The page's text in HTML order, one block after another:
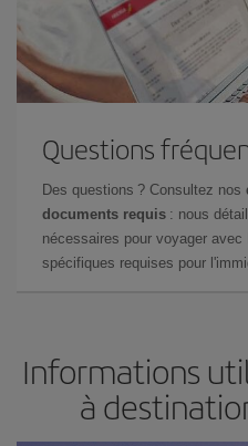
Questions
Des questions ? Consultez nos
documents requis : nous
nécessaires pour voyager
spécifiques requises pour
Informations
à